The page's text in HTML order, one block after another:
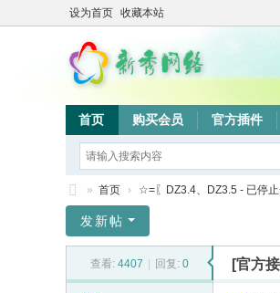
设为首页 收藏本站
首页 购买会员 官方插件
秀
» 首页 › ☆=〖DZ3.4、DZ3.5 - 已停
发新帖
查看: 4407 回复: 0 [官方